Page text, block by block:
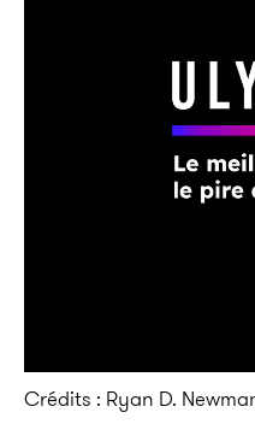
Crédits : Ryan D.